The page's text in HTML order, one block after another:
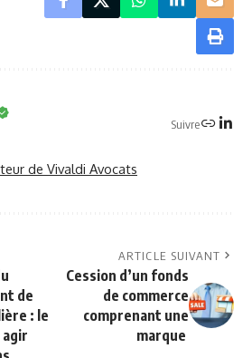
Suivre
de Vivaldi Avocats
de
: le
ARTICLE SUIVANT
Cession d’un fonds
de commerce
comprenant une
marque